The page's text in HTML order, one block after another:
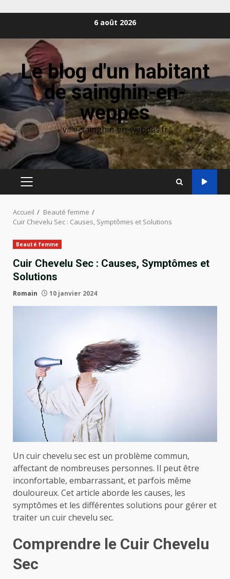
6 août 2026
Le blog d'un habitant
de sainghin-en-
weppes
ville-sainghin-en-weppes.fr
MENU
Accueil
Beauté femme
Cuir Chevelu Sec : Causes, Symptômes et Solutions
Beauté femme
Cuir Chevelu Sec : Causes, Symptômes et
Solutions
Romain 10 janvier 2024
Un cuir chevelu sec est un problème commun,
affectant de nombreuses personnes. Il peut être
inconfortable, embarrassant, et parfois même
douloureux. Cet article aborde les causes, les
symptômes et les différentes solutions pour gérer et
traiter un cuir chevelu sec.
Comprendre le Cuir Chevelu
Sec